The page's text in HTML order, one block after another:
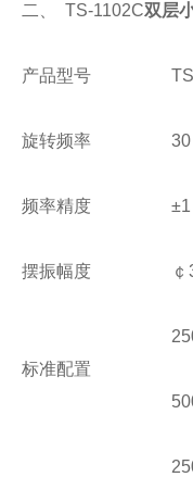
二、 TS-1102C双层
产品型号
旋转频率
频率精度
摆振幅度
标准配置